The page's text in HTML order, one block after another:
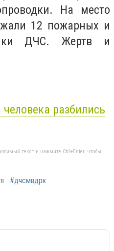
На место
12 пожарных и
ДЧС. Жертв и
разбились
текст и нажмите Ctrl+Enter, чтобы
#дчсмвдрк